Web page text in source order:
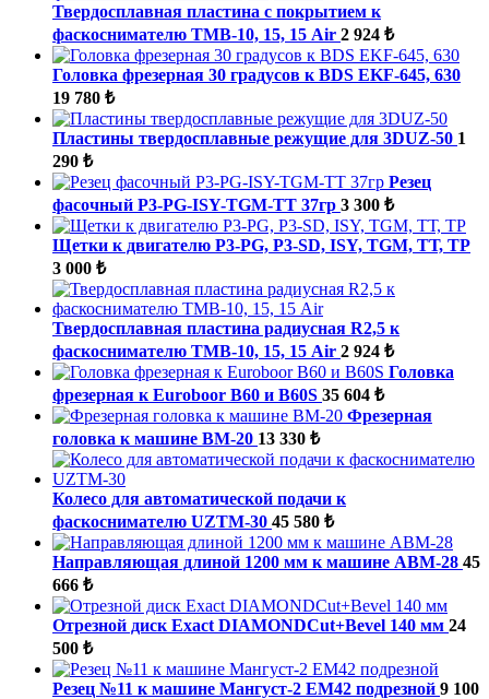
Твердосплавная пластина с покрытием к
фаскоснимателю ТМВ-10, 15, 15 Air 2 924 ₺
Головка фрезерная 30 градусов к BDS EKF-645, 630
19 780 ₺
Пластины твердосплавные режущие для 3DUZ-50 1
290 ₺
Резец
фасочный P3-PG-ISY-TGM-ТТ 37гр 3 300 ₺
Щетки к двигателю P3-PG, P3-SD, ISY, TGM, ТТ, ТР
3 000 ₺
Твердосплавная пластина радиусная R2,5 к
фаскоснимателю ТМВ-10, 15, 15 Air 2 924 ₺
Головка
фрезерная к Euroboor B60 и B60S 35 604 ₺
Фрезерная
головка к машине ВМ-20 13 330 ₺
Колесо для автоматической подачи к
фаскоснимателю UZTM-30 45 580 ₺
Направляющая длиной 1200 мм к машине ABM-28 45
666 ₺
Отрезной диск Exact DIAMONDCut+Bevel 140 мм 24
500 ₺
Резец №11 к машине Мангуст-2 ЕМ42 подрезной 9 100